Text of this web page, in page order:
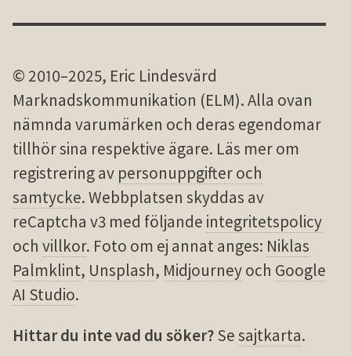
© 2010–2025, Eric Lindesvärd
Marknadskommunikation (ELM). Alla ovan
nämnda varu­märken och deras egen­domar
tillhör sina res­pek­tive ägare. Läs mer om
registrering av personuppgifter och
samtycke. Webbplatsen skyddas av
reCaptcha v3 med följande integritetspolicy
och villkor. Foto om ej annat anges: Niklas
Palmklint, Unsplash, Midjourneyoch Google
AI Studio.
Hittar du inte vad du söker?Sesajtkarta.